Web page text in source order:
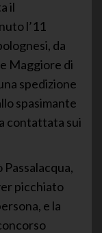
il
l’11
da
Maggiore di
spedizione
spasimante
contattata sui
picchiato
e la